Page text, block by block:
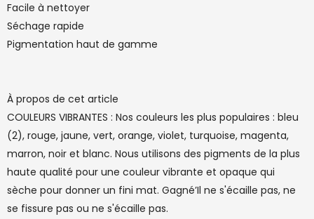
Facile à nettoyer
Séchage rapide
Pigmentation haut de gamme
À propos de cet article
COULEURS VIBRANTES : Nos couleurs les plus populaires : bleu
(2), rouge, jaune, vert, orange, violet, turquoise, magenta,
marron, noir et blanc. Nous utilisons des pigments de la plus
haute qualité pour une couleur vibrante et opaque qui
sèche pour donner un fini mat. Gagné’Il ne s'écaille pas, ne
se fissure pas ou ne s'écaille pas.